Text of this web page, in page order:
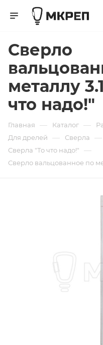
Сверло
металлу
что надо!"
Главная — Каталог —
Для дрелей — Сверла —
Сверла "То что надо!" —
Сверло вальцованное по